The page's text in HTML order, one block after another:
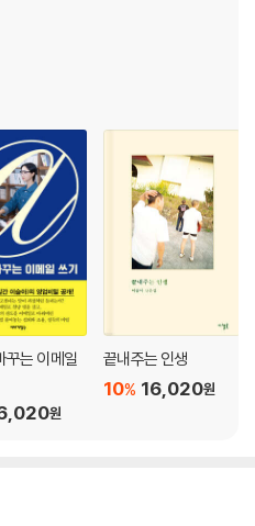
친다
럽고 믿을 수 없게 가까운』을 읽고 (1
꾸는 이메일
원
끝내주는 인생
16,020원
10%